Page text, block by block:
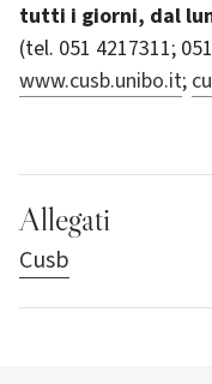
tutti i giorni, dal
(tel. 051 4217311;
www.cusb.unibo.it;
Allegati
Cusb